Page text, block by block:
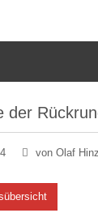
der
von Olaf